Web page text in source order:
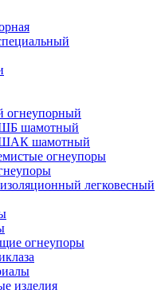
шамотный
ШАК шамотный
огнеупоры
легковесный
огнеупоры
изделия